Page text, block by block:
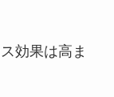
効果は高ま